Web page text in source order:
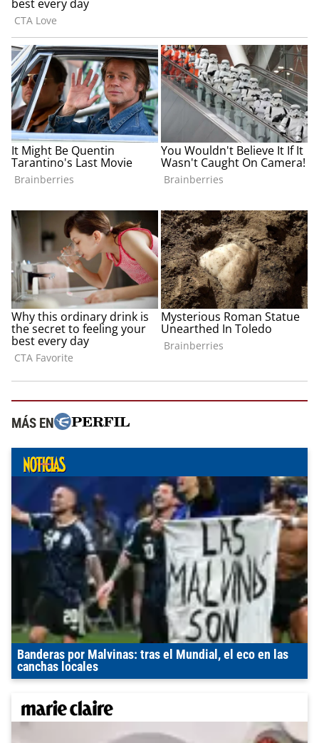
MÁS EN
Banderas por Malvinas: tras el Mundial, el eco en las
canchas locales